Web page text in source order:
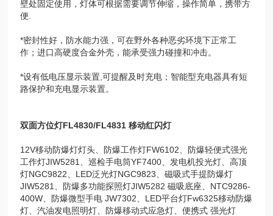
壁处固定使用，灯体可根据需要调节伸缩，操作简单，携带方
便.
*密封性好，防水能力强，可在野外各种恶劣环境下正常工
作；进口高硬度合金外壳，能承受强力碰撞和冲击。
*设有低电压显示装置,可提醒及时充电；智能型充电器具有短
路保护和充电显示装置。
双面方位灯FL4830/FL4831 移动红闪灯
12V移动防爆灯灯头、防爆工作灯FW6102、防爆轻便式强光
工作灯JIW5281、巡检手电筒YF7400、发电机投光灯、高顶
灯NGC9822、LED泛光灯NGC9823、磁吸式手提防爆灯
JIW5281、防爆多功能探照灯JIW5282 磁吸底座、NTC9286-
400W、防爆微型手电 JW7302、LED平台灯Fw6325移动防爆
灯、汽油发电照明灯、防爆移动式应急灯、便携式 强光灯